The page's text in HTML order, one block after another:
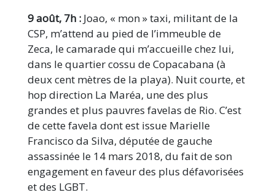
9 août, 7h : Joao, « mon » taxi, militant de la
CSP, m’attend au pied de l’immeuble de
Zeca, le camarade qui m’accueille chez lui,
dans le quartier cossu de Copacabana (à
deux cent mètres de la playa). Nuit courte, et
hop direction La Maréa, une des plus
grandes et plus pauvres favelas de Rio. C’est
de cette favela dont est issue Marielle
Francisco da Silva, députée de gauche
assassinée le 14 mars 2018, du fait de son
engagement en faveur des plus défavorisées
et des LGBT.